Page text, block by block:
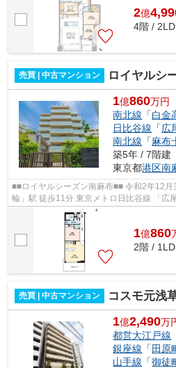
2億
4階 /
売買 | 中古マンション ロイヤルシ
1億860万円
南北線 「白金
日比谷線 「広
南北線 「麻布
築5年 / 7階建
東京都港区南
■■ロイヤルシーズン南麻布■■ 令和2年12月完成 東京メトロ南北線 「白金高
輪」駅 徒歩11分 東京メトロ日比谷線 「広尾」駅 徒歩
宅配ボックス完備 ペット飼育可...
1億860
2階 /
売買 | 中古マンション コスモ元浅
1億2,490万
都営大江戸線
銀座線 「 田原
山手線 「御徒